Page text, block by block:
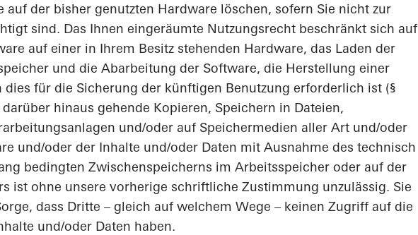
auf der bisher genutzten Hardware löschen, sofern Sie nicht zur
sind. Das Ihnen eingeräumte Nutzungsrecht beschränkt sich auf
auf einer in Ihrem Besitz stehenden Hardware, das Laden der
und die Abarbeitung der Software, die Herstellung einer
dies für die Sicherung der künftigen Benutzung erforderlich ist (§
darüber hinaus gehende Kopieren, Speichern in Dateien,
und/oder auf Speichermedien aller Art und/oder
und/oder der Inhalte und/oder Daten mit Ausnahme des technisch
bedingten Zwischenspeicherns im Arbeitsspeicher oder auf der
ist ohne unsere vorherige schriftliche Zustimmung unzulässig. Sie
dass Dritte – gleich auf welchem Wege – keinen Zugriff auf die
und/oder Daten haben.